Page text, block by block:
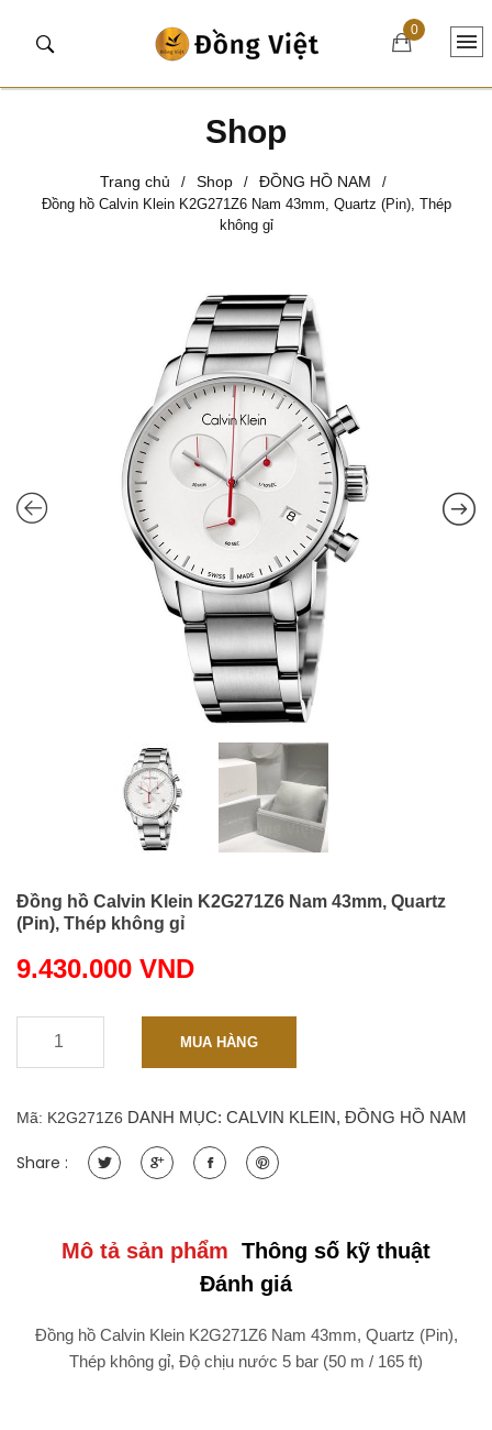
0
Shop
Trang chủ / Shop / ĐỒNG HỒ NAM
/
Đồng hồ Calvin Klein K2G271Z6 Nam 43mm, Quartz (Pin), Thép
không gỉ
Đồng hồ Calvin Klein K2G271Z6 Nam 43mm, Quartz
(Pin), Thép không gỉ
9.430.000 VND
Đồng
Klein
43mm,
Thép
MUA HÀNG
Mã: K2G271Z6 DANH MỤC: CALVIN KLEIN, ĐỒNG HỒ NAM
Share :
Mô tả sản phẩm Thông số kỹ thuật
Đánh giá
Đồng hồ Calvin Klein K2G271Z6 Nam 43mm, Quartz (Pin),
Thép không gỉ, Độ chịu nước 5 bar (50 m / 165 ft)